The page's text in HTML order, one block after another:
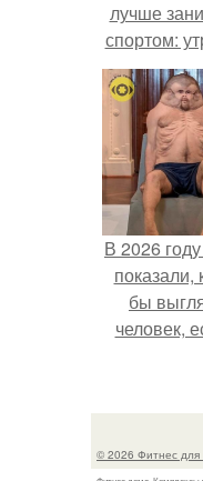
лучше
спортом:
В 2026
показали,
бы
человек,
© 2026 Фитнес для